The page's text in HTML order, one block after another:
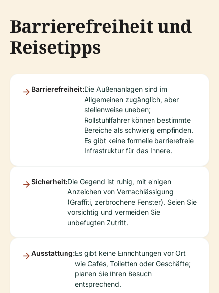
Barrierefreiheit und
Reisetipps
Barrierefreiheit:Die Außenanlagen sind im
Allgemeinen zugänglich, aber
stellenweise uneben;
Rollstuhlfahrer können bestimmte
Bereiche als schwierig empfinden.
Es gibt keine formelle barrierefreie
Infrastruktur für das Innere.
Sicherheit:Die Gegend ist ruhig, mit einigen
Anzeichen von Vernachlässigung
(Graffiti, zerbrochene Fenster). Seien Sie
vorsichtig und vermeiden Sie
unbefugten Zutritt.
Ausstattung:Es gibt keine Einrichtungen vor Ort
wie Cafés, Toiletten oder Geschäfte;
planen Sie Ihren Besuch
entsprechend.